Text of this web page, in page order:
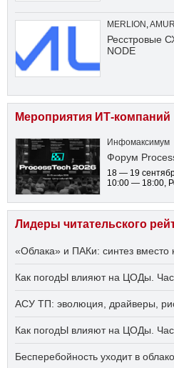
MERLION ,AMUR
Ресстровые
NODE
Мероприятия ИТ-компаний
Инфомаксимум
Форум
18 — 19
10:00 — 18:00,
Лидеры читательского
«Облака» и ПАКи: синтез вместо
Как погодЫ влияют на ЦОДы.
АСУ ТП: эволюция, драйверы,
Как погодЫ влияют на ЦОДы.
Бесперебойность уходит в